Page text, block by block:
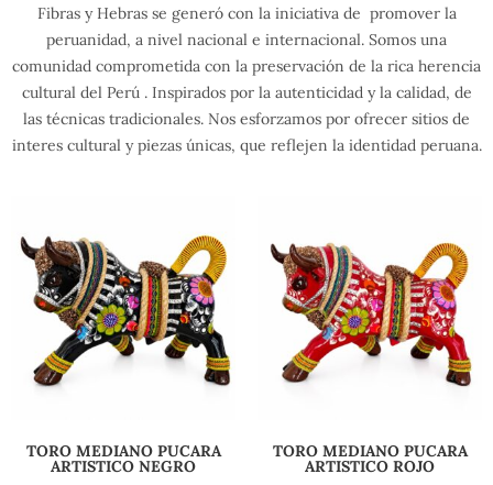
Fibras y Hebras se generó con la iniciativa de promover la
peruanidad, a nivel nacional e internacional. Somos una
comunidad comprometida con la preservación de la rica herencia
cultural del Perú . Inspirados por la autenticidad y la calidad, de
las técnicas tradicionales. Nos esforzamos por ofrecer sitios de
interes cultural y piezas únicas, que reflejen la identidad peruana.
TORO MEDIANO PUCARA
ARTISTICO NEGRO
TORO MEDIANO PUCARA
ARTISTICO ROJO